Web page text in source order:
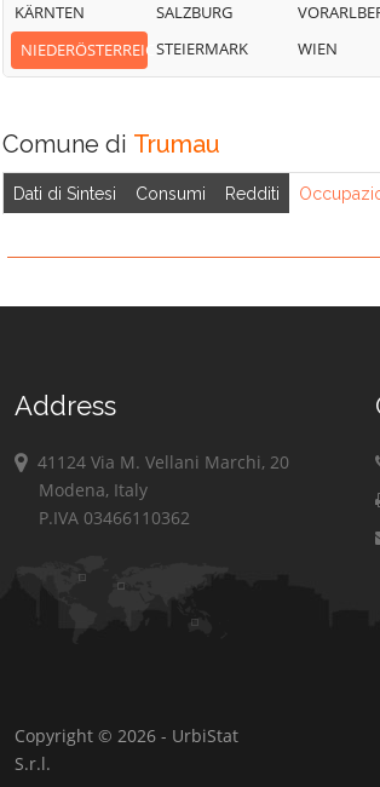
KÄRNTEN
NIEDERÖSTERREICH
SALZBURG
STEIERMARK
WIEN
Comune di Trumau
Dati di Sintesi Consumi Redditi
Address
41124 Via M. Vellani Marchi, 20
Modena, Italy
P.IVA 03466110362
Copyright © 2026 - UrbiStat
S.r.l.